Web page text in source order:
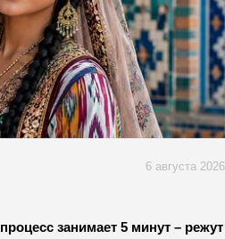
6 августа 2026
занимает 5 минут – режут